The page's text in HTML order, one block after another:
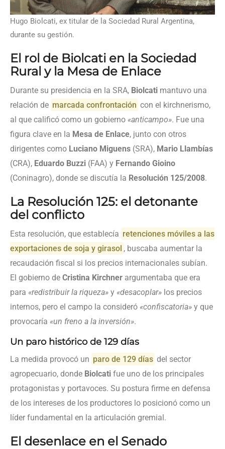
Hugo Biolcati, ex titular de la Sociedad Rural Argentina,
durante su gestión.
El rol de Biolcati en la Sociedad
Rural y la Mesa de Enlace
Durante su presidencia en la SRA, Biolcati mantuvo una
relación de marcada confrontación con el kirchnerismo,
al que calificó como un gobierno «anticampo». Fue una
figura clave en la Mesa de Enlace, junto con otros
dirigentes como Luciano Miguens (SRA), Mario Llambías
(CRA), Eduardo Buzzi (FAA) y Fernando Gioino
(Coninagro), donde se discutía la Resolución 125/2008.
La Resolución 125: el detonante
del conflicto
Esta resolución, que establecía retenciones móviles a las
exportaciones de soja y girasol , buscaba aumentar la
recaudación fiscal si los precios internacionales subían.
El gobierno de Cristina Kirchner argumentaba que era
para «redistribuir la riqueza» y «desacoplar» los precios
internos, pero el campo la consideró «confiscatoria» y que
provocaría «un freno a la inversión».
Un paro histórico de 129 días
La medida provocó un paro de 129 días del sector
agropecuario, donde Biolcati fue uno de los principales
protagonistas y portavoces. Su postura firme en defensa
de los intereses de los productores lo posicionó como un
líder fundamental en la articulación gremial.
El desenlace en el Senado